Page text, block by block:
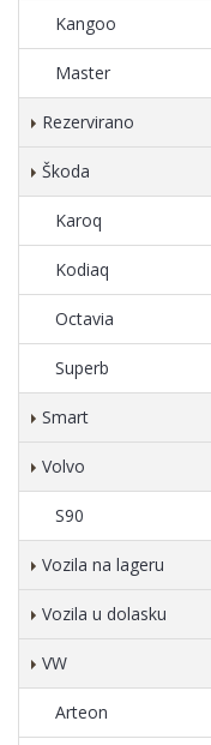
Kangoo
Master
Rezervirano
Škoda
Karoq
Kodiaq
Octavia
Superb
Smart
Volvo
S90
Vozila na lageru
Vozila u dolasku
VW
Arteon